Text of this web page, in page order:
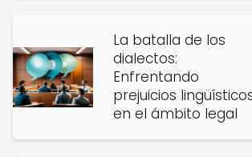
La batalla de los
dialectos:
Enfrentando
prejuicios
en el ámbito legal